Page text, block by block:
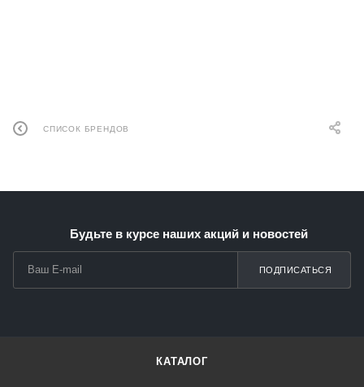
СПИСОК БРЕНДОВ
Будьте в курсе наших акций и новостей
ПОДПИСАТЬСЯ
КАТАЛОГ